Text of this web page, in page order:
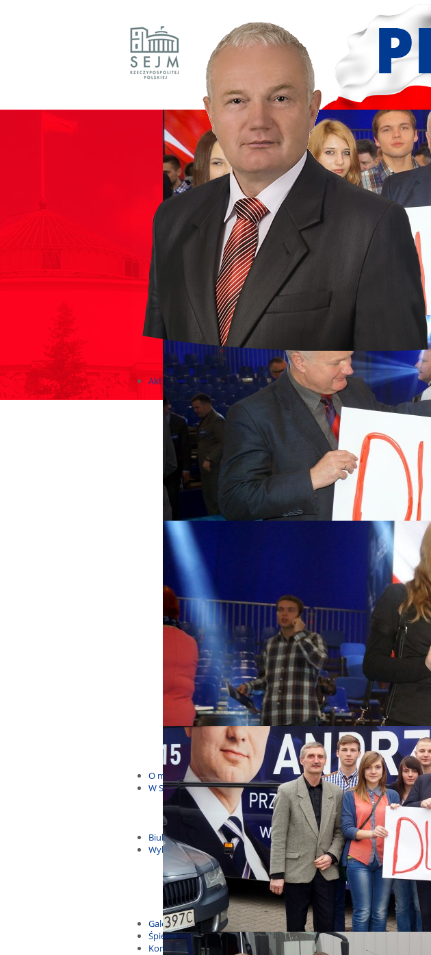
Aktualności
Zapowiedzi wydarzeń
KONKURSY 2020 - 2026
KOLONIE 2021 - 2026
Imprezy kulturalne - zaproszenia 2017
Różne
Konkursy 2017/2018
KONKURSY 2016/2017
KONKURSY 2015/2016
Konkursy 2014/2015
Wizyty w Parlamencie i Ministerstwach
Spotkania i debaty, PROTESTY, MARSZE
Debaty i spotkania 2017
Konkursy 2014
Różne
Praca w kampanii
Sejmowe
Budżet Obywatelski 2021
Dla dzieci i młodzieży
Msze, marsze i wiece
KOLONIE 2022
Wybory samorządowe 2018
Dożynki 2014
EUROWYBORY 2019
Debaty i spotkania 2016
Debaty i spotkania 2019
wybory
Kolonie Stegna 2020
Spotkanie w Bronowie
WYJAZDY
O mnie
W Sejmie
Patroni Roku 2016
Św. Jan Paweł II Patronem Roku 2015
10.04.2014 - Czwarta Roczniica Katastrofy Smoleńskiej
Biuletyny
Wybory
Wybory samorządowe
Wybory parlamentarne
Wybory do Parlamentu Europejskiego
Wybory prezydenckie 2020
Wybory 2014
Galeria
Śpiewnik
Kontakt